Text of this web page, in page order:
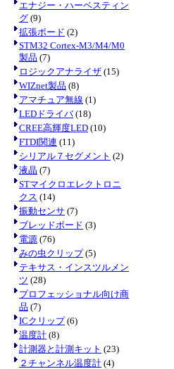
エナジー・ハーベスティン
グ (9)
拡張ボード (2)
STM32 Cortex-M3/M4/M0
製品 (7)
ロジックアナライザ (15)
WIZnet製品 (8)
アマチュア無線 (1)
LEDドライバ(18)
CREE高輝度LED (10)
FTDI関連 (11)
シリアル７セグメント (2)
液晶 (7)
STマイクロエレクトロニ
クス (14)
振動センサ (7)
ブレッドボード (3)
電源 (76)
みの虫クリップ(5)
テキサス・インスツルメン
ツ (28)
プロフェッショナル向け商
品 (7)
ICクリップ(6)
温度計 (8)
計測器と計測キット (23)
２チャンネル温度計 (4)